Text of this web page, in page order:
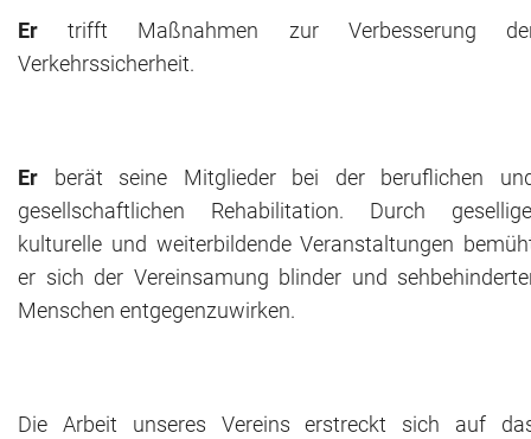
Er trifft Maßnahmen zur Verbesserung
Verkehrssicherheit.
Er berät seine Mitglieder bei der beruflichen
gesellschaftlichen Rehabilitation. Durch
kulturelle und weiterbildende Veranstaltungen
er sich der Vereinsamung blinder und
Menschen entgegenzuwirken.
Die Arbeit unseres Vereins erstreckt sich auf